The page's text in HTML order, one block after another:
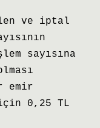
ve iptal
sayısına
emir
0,25 TL